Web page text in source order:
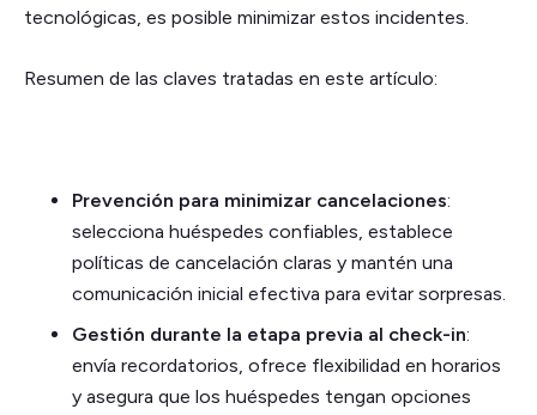
tecnológicas, es posible minimizar estos incidentes.
Resumen de las claves tratadas en este artículo:
Prevención para minimizar cancelaciones:
selecciona huéspedes confiables, establece
políticas de cancelación claras y mantén una
comunicación inicial efectiva para evitar sorpresas.
Gestión durante la etapa previa al check-in:
envía recordatorios, ofrece flexibilidad en horarios
y asegura que los huéspedes tengan opciones